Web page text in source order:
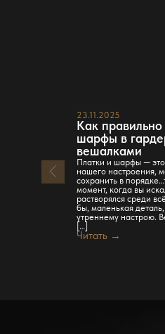
23.11.2025
Как правильно
шарфы в
вешалками
Платки и шарфы — это
нашего настроения,
сохранить в
момент, когда вы
растворялся среди
бы, маленькая
утреннему настрою.
[…]
Читать →